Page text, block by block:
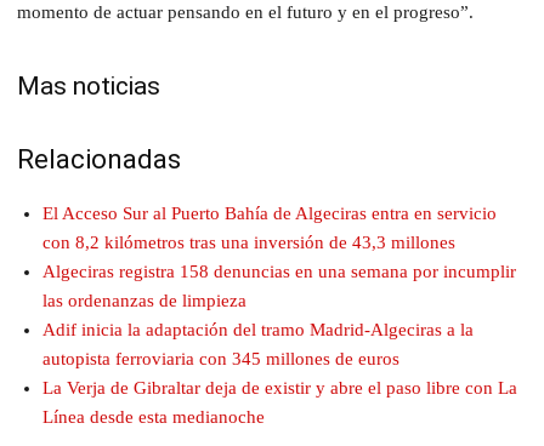
momento de actuar pensando en el futuro y en el progreso”.
Mas noticias
Relacionadas
El Acceso Sur al Puerto Bahía de Algeciras entra en servicio
con 8,2 kilómetros tras una inversión de 43,3 millones
Algeciras registra 158 denuncias en una semana por incumplir
las ordenanzas de limpieza
Adif inicia la adaptación del tramo Madrid-Algeciras a la
autopista ferroviaria con 345 millones de euros
La Verja de Gibraltar deja de existir y abre el paso libre con La
Línea desde esta medianoche